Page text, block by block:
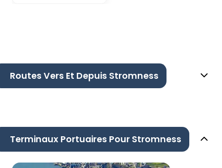
Routes Vers Et Depuis Stromness
Terminaux Portuaires Pour Stromness